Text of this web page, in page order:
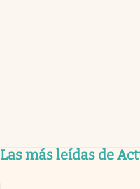
Las más leídas de